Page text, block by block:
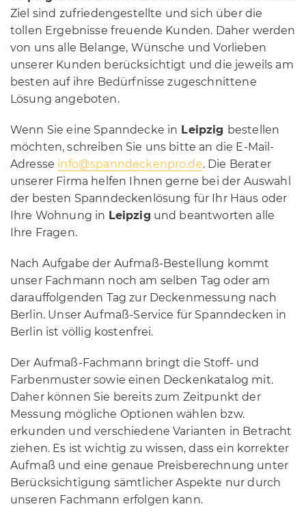
Ziel sind zufriedengestellte und sich über die
tollen Ergebnisse freuende Kunden. Daher werden
von uns alle Belange, Wünsche und Vorlieben
unserer Kunden berücksichtigt und die jeweils am
besten auf ihre Bedürfnisse zugeschnittene
Lösung angeboten.
Wenn Sie eine Spanndecke in Leipzig bestellen
möchten, schreiben Sie uns bitte an die E-Mail-
Adresse info@spanndeckenpro.de. Die Berater
unserer Firma helfen Ihnen gerne bei der Auswahl
der besten Spanndeckenlösung für Ihr Haus oder
Ihre Wohnung in Leipzig und beantworten alle
Ihre Fragen.
Nach Aufgabe der Aufmaß-Bestellung kommt
unser Fachmann noch am selben Tag oder am
darauffolgenden Tag zur Deckenmessung nach
Berlin. Unser Aufmaß-Service für Spanndecken in
Berlin ist völlig kostenfrei.
Der Aufmaß-Fachmann bringt die Stoff- und
Farbenmuster sowie einen Deckenkatalog mit.
Daher können Sie bereits zum Zeitpunkt der
Messung mögliche Optionen wählen bzw.
erkunden und verschiedene Varianten in Betracht
ziehen. Es ist wichtig zu wissen, dass ein korrekter
Aufmaß und eine genaue Preisberechnung unter
Berücksichtigung sämtlicher Aspekte nur durch
unseren Fachmann erfolgen kann.